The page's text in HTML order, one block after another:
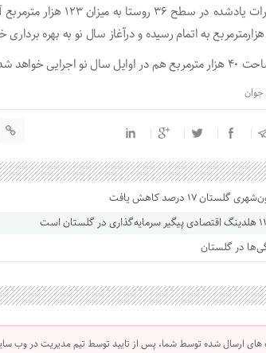
دهرویه گفت: از محل اعتبارات
خواهد شد.
جوان
۱۷ درصد کاهش یافت
های ارسال شده توسط شما، پس از تایید توسط تیم مدیریت در وب